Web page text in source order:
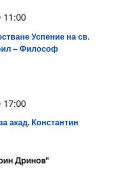
Успение на св.
– Философ
11:00
акад. Константин
17:00
Дринов"